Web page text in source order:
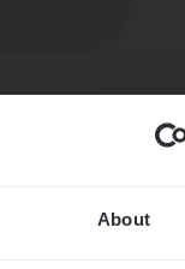
About